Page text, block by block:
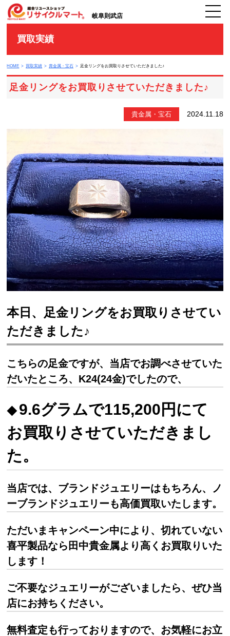
岐阜則武店
買取実績
HOME 買取実績 貴金属・宝石 足金リングをお買取りさせていただきました♪
足金リングをお買取りさせていただきました♪
貴金属・宝石 2024.11.18
本日、足金リングをお買取りさせてい
ただきました♪
こちらの足金ですが、当店でお調べさせていた
だいたところ、K24(24金)でしたので、
9.6グラムで115,200円にて
お買取りさせていただきまし
た。
当店では、ブランドジュエリーはもちろん、ノ
ーブランドジュエリーも高価買取いたします。
ただいまキャンペーン中により、切れていない
喜平製品なら田中貴金属より高くお買取りいた
します！
ご不要なジュエリーがございましたら、ぜひ当
店にお持ちください。
無料査定も行っておりますので、お気軽にお立